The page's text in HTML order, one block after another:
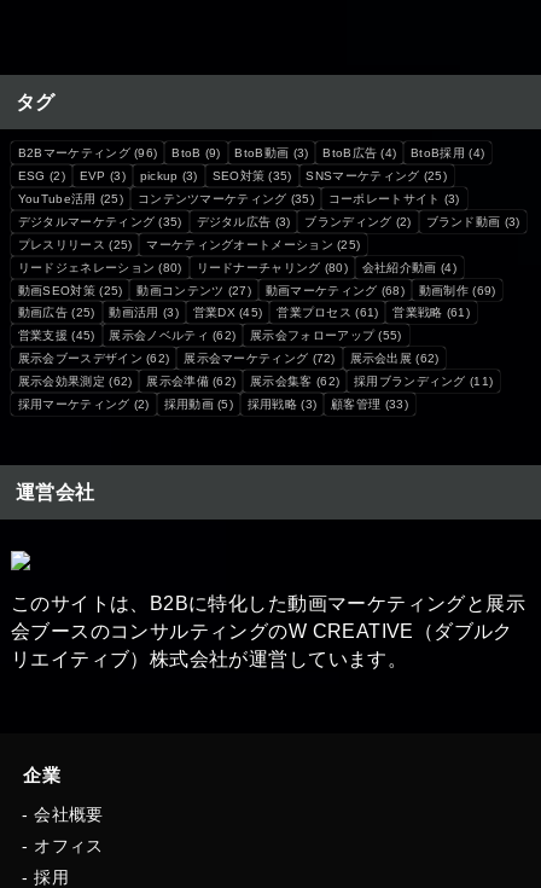
タグ
B2Bマーケティング(96) BtoB (9) BtoB動画 (3) BtoB広告 (4) BtoB採用 (4)
ESG (2) EVP (3) pickup (3) SEO対策 (35) SNSマーケティング (25)
YouTube活用 (25) コンテンツマーケティング (35) コーポレートサイト (3)
デジタルマーケティング (35) デジタル広告 (3) ブランディング (2) ブランド動画 (3)
プレスリリース (25) マーケティングオートメーション (25)
リードジェネレーション (80) リードナーチャリング (80) 会社紹介動画 (4)
動画SEO対策(25) 動画コンテンツ (27) 動画マーケティング (68) 動画制作 (69)
動画広告 (25) 動画活用 (3) 営業DX(45) 営業プロセス (61) 営業戦略 (61)
営業支援 (45) 展示会ノベルティ (62) 展示会フォローアップ(55)
展示会ブースデザイン (62) 展示会マーケティング (72) 展示会出展 (62)
展示会効果測定 (62) 展示会準備(62) 展示会集客 (62) 採用ブランディング (11)
採用マーケティング (2) 採用動画(5) 採用戦略 (3) 顧客管理 (33)
運営会社
このサイトは、B2Bに特化した動画マーケティングと展示
会ブースの​コンサルティングのW CREATIVE（ダブルク
リエイティブ）株式会社が運営しています。
企業
会社概要
オフィス
採用